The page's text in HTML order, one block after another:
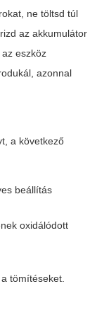
ne töltsd túl
az akkumulátor
eszköz
azonnal
a következő
beállítás
oxidálódott
tömítéseket.